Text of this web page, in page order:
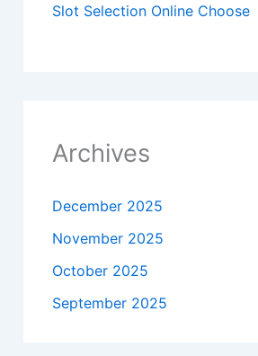
Slot Selection Online Choose
Archives
December 2025
November 2025
October 2025
September 2025